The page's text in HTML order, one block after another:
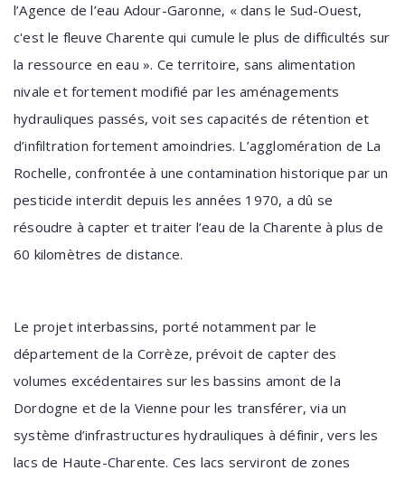
l’Agence de l’eau Adour-Garonne, « dans le Sud-Ouest,
c'est le fleuve Charente qui cumule le plus de difficultés sur
la ressource en eau ». Ce territoire, sans alimentation
nivale et fortement modifié par les aménagements
hydrauliques passés, voit ses capacités de rétention et
d’infiltration fortement amoindries. L’agglomération de La
Rochelle, confrontée à une contamination historique par un
pesticide interdit depuis les années 1970, a dû se
résoudre à capter et traiter l’eau de la Charente à plus de
60 kilomètres de distance.
Le projet interbassins, porté notamment par le
département de la Corrèze, prévoit de capter des
volumes excédentaires sur les bassins amont de la
Dordogne et de la Vienne pour les transférer, via un
système d’infrastructures hydrauliques à définir, vers les
lacs de Haute-Charente. Ces lacs serviront de zones